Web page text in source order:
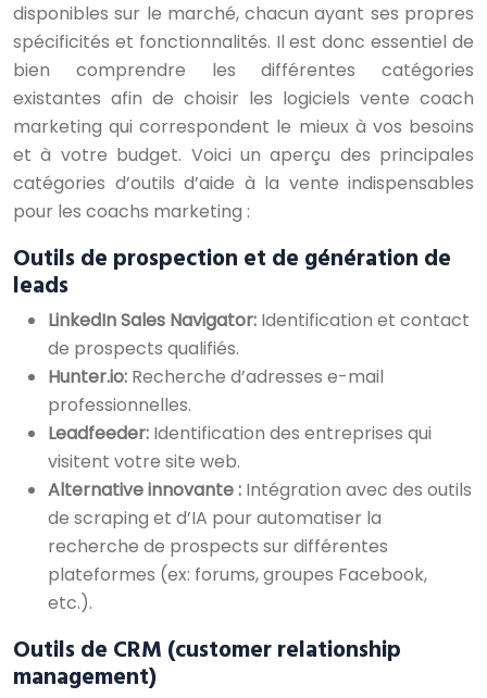
disponibles sur le marché, chacun ayant ses propres
spécificités et fonctionnalités. Il est donc essentiel de
bien comprendre les différentes catégories
existantes afin de choisir les logiciels vente coach
marketing qui correspondent le mieux à vos besoins
et à votre budget. Voici un aperçu des principales
catégories d’outils d’aide à la vente indispensables
pour les coachs marketing :
Outils de prospection et de génération de
leads
LinkedIn Sales Navigator: Identification et contact
de prospects qualifiés.
Hunter.io: Recherche d’adresses e-mail
professionnelles.
Leadfeeder: Identification des entreprises qui
visitent votre site web.
Alternative innovante : Intégration avec des outils
de scraping et d’IA pour automatiser la
recherche de prospects sur différentes
plateformes (ex: forums, groupes Facebook,
etc.).
Outils de CRM (customer relationship
management)